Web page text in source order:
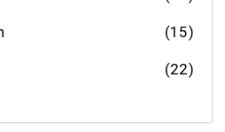
(15)
(22)